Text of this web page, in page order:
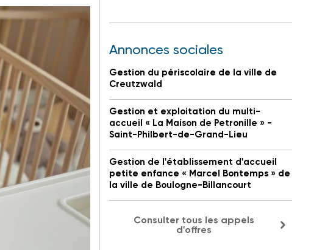
Annonces sociales
Gestion du périscolaire de la ville de
Creutzwald
Gestion et exploitation du multi-
accueil « La Maison de Petronille » -
Saint-Philbert-de-Grand-Lieu
Gestion de l'établissement d'accueil
petite enfance « Marcel Bontemps » de
la ville de Boulogne-Billancourt
Consulter tous les appels
d'offres